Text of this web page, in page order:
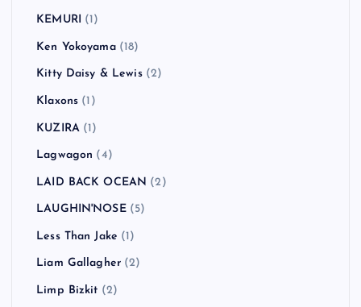
KEMURI (1)
Ken Yokoyama(18)
Kitty Daisy & Lewis(2)
Klaxons (1)
KUZIRA(1)
Lagwagon (4)
LAID BACK OCEAN (2)
LAUGHIN'NOSE(5)
Less Than Jake (1)
Liam Gallagher (2)
Limp Bizkit (2)